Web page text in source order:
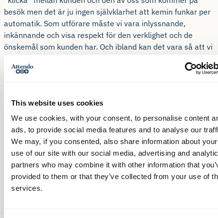
This website uses cookies
We use cookies, with your consent, to personalise content
ads, to provide social media features and to analyse our
We may, if you consented, also share information about your
use of our site with our social media, advertising and
partners who may combine it with other information that
provided to them or that they’ve collected from your use of
services.
besök men det är ju ingen självklarhet att kemin funkar per
automatik. Som utförare måste vi vara inlyssnande,
inkännande och visa respekt för den verklighet och de
önskemål som kunden har. Och ibland kan det vara så att vi
samma kund. Man lär sig hitta och man blir ju liksom
faktiskt städar och fixar, det blir ju också en social stund då
man faktiskt har någon att slänga några ord med under
tiden som arbetet pågår. Och ibland hinner vi till och med
att sitta ned och ta en fika, säger Kicki.
– Den dagen jag kände att jag behövde hjälp ringde jag
alltså till Attendo och sedan tog det inte lång tid innan Kicki
kom åkande på sin cykel och så är det fortfarande.